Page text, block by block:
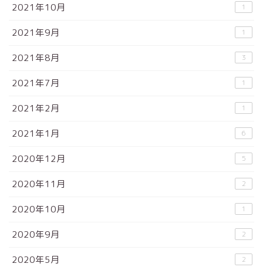
2021年10月 1
2021年9月 1
2021年8月 3
2021年7月 1
2021年2月 1
2021年1月 6
2020年12月 5
2020年11月 2
2020年10月 1
2020年9月 2
2020年5月 2